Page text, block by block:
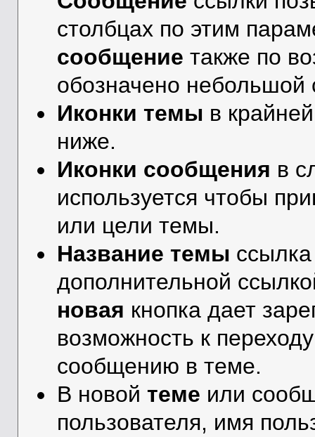
столбцах по этим
сообщение также по
обозначено небольшой
Иконки темы в
ниже.
Иконки сообщения в
используется чтобы
или цели темы.
Название темы
дополнительной
новая кнопка дает
возможность к
сообщению в теме.
В новойтеме или
пользователя, имя